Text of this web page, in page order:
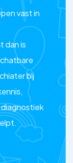
vast in
dan is
bij
diagnostiek